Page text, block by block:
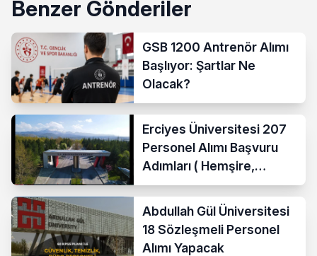
Benzer Gönderiler
GSB 1200 Antrenör Alımı
Başlıyor: Şartlar Ne
Olacak?
Erciyes Üniversitesi 207
Personel Alımı Başvuru
Adımları ( Hemşire,
Temizlik Personeli )
Abdullah Gül Üniversitesi
18 Sözleşmeli Personel
Alımı Yapacak